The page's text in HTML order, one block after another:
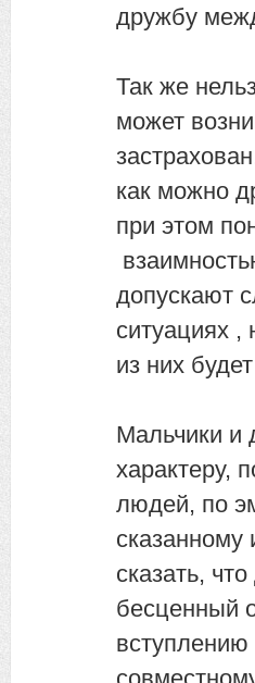
дружбу
Так же
может
как можно
при этом
допускают
ситуациях
из них
Мальчики и
характеру,
людей, по
сказанному
сказать,
бесценный